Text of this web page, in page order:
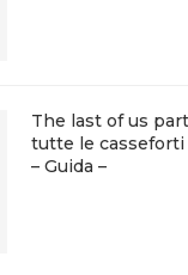
The last of us
tutte le
– Guida –